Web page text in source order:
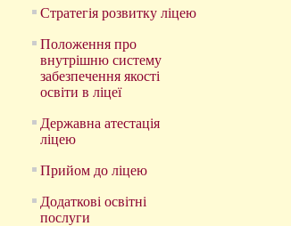
Стратегія розвитку ліцею
Положення про
внутрішню систему
забезпечення якості
освіти в ліцеї
Державна атестація
ліцею
Прийом до ліцею
Додаткові освітні
послуги